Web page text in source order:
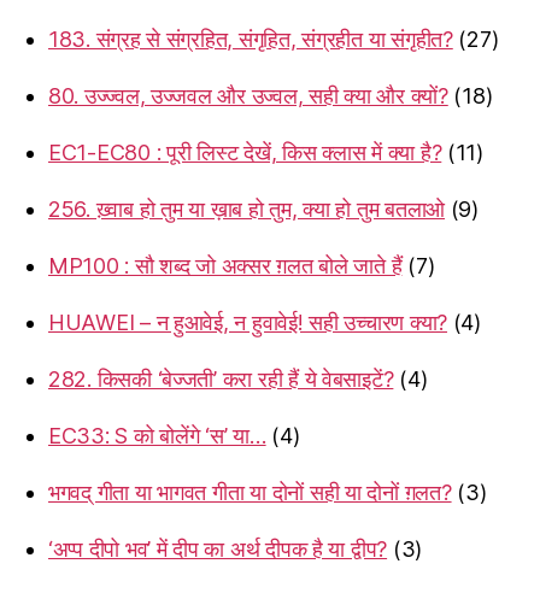
183. संग्रह से संग्रहित, संगृहित, संग्रहीत या संगृहीत? (27)
80. उज्ज्वल, उज्जवल और उज्वल, सही क्या और क्यों? (18)
EC1-EC80 : पूरी लिस्ट देखें, किस क्लास में क्या है? (11)
256. ख़्वाब हो तुम या ख़ाब हो तुम, क्या हो तुम बतलाओ (9)
MP100 : सौ शब्द जो अक्सर ग़लत बोले जाते हैं (7)
HUAWEI – न हुआवेई, न हुवावेई! सही उच्चारण क्या? (4)
282. किसकी ‘बेज्जती’ करा रही हैं ये वेबसाइटें? (4)
EC33: S को बोलेंगे ‘स’ या… (4)
भगवद् गीता या भागवत गीता या दोनों सही या दोनों ग़लत? (3)
‘अप्प दीपो भव’ में दीप का अर्थ दीपक है या द्वीप? (3)